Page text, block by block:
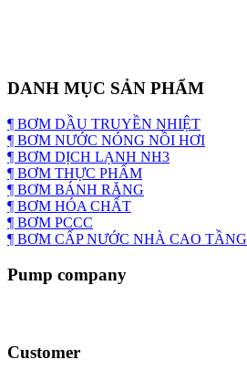
DANH MỤC SẢN PHẨM
¶ BƠM DẦU TRUYỀN NHIỆT
¶ BƠM NƯỚC NÓNG NỒI HƠI
¶ BƠM DỊCH LẠNH NH3
¶ BƠM THỰC PHẨM
¶ BƠM BÁNH RĂNG
¶ BƠM HÓA CHẤT
¶ BƠM PCCC
¶ BƠM CẤP NƯỚC NHÀ CAO TẦNG
Pump company
Customer